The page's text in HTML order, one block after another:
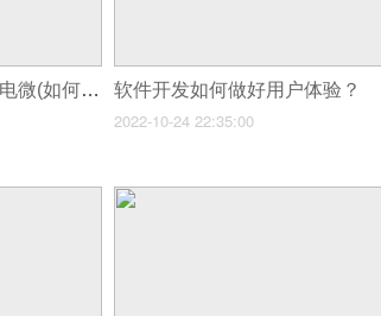
开发软件小程序app电微(如何开发小程序小程序的制作流程) 软件开发如何做好用户体验？
2022-10-24 22:35:00